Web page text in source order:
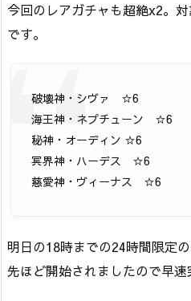
今回のレアガチャも超絶x2。
です。
破壊神・シヴァ ☆6
海王神・ネプチューン ☆6
秘神・オーディン ☆6
冥界神・ハーデス ☆6
慈愛神・ヴィーナス ☆6
明日の18時までの24時間限定
先ほど開始されましたので早速